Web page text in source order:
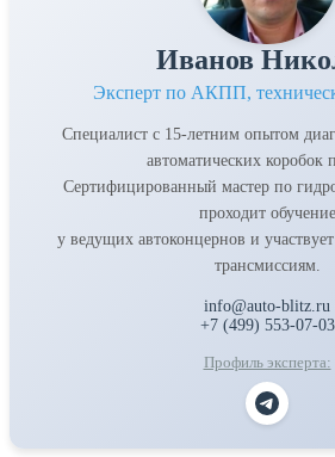
Иванов
Эксперт по АКПП,
Специалист с 15-летним опытом
автоматических коробок
Сертифицированный мастер по
проходит обучение
у ведущих автоконцернов и
трансмиссиям.
info@auto-blitz.ru
+7 (499) 553-07-03
Профиль эксперта: